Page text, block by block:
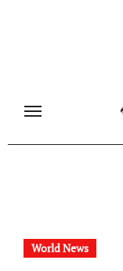
World News